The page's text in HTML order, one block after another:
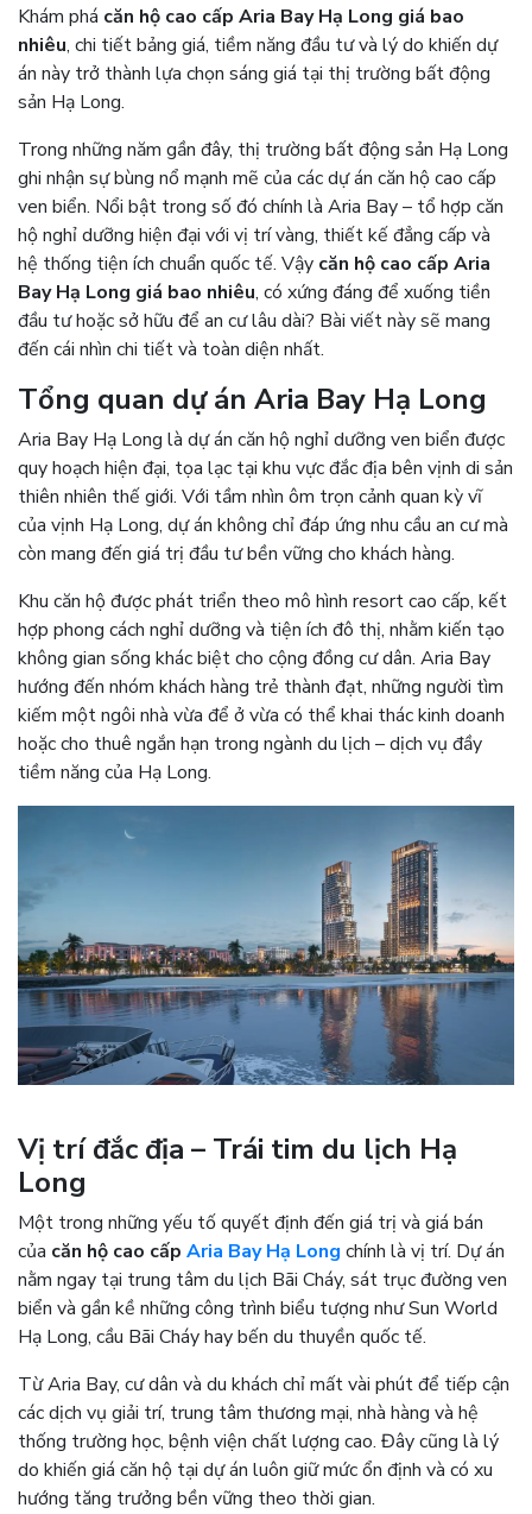
Khám phá căn hộ cao cấp Aria Bay Hạ Long giá bao
nhiêu, chi tiết bảng giá, tiềm năng đầu tư và lý do khiến dự
án này trở thành lựa chọn sáng giá tại thị trường bất động
sản Hạ Long.
Trong những năm gần đây, thị trường bất động sản Hạ Long
ghi nhận sự bùng nổ mạnh mẽ của các dự án căn hộ cao cấp
ven biển. Nổi bật trong số đó chính là Aria Bay – tổ hợp căn
hộ nghỉ dưỡng hiện đại với vị trí vàng, thiết kế đẳng cấp và
hệ thống tiện ích chuẩn quốc tế. Vậy căn hộ cao cấp Aria
Bay Hạ Long giá bao nhiêu, có xứng đáng để xuống tiền
đầu tư hoặc sở hữu để an cư lâu dài? Bài viết này sẽ mang
đến cái nhìn chi tiết và toàn diện nhất.
Tổng quan dự án Aria Bay Hạ Long
Aria Bay Hạ Long là dự án căn hộ nghỉ dưỡng ven biển được
quy hoạch hiện đại, tọa lạc tại khu vực đắc địa bên vịnh di sản
thiên nhiên thế giới. Với tầm nhìn ôm trọn cảnh quan kỳ vĩ
của vịnh Hạ Long, dự án không chỉ đáp ứng nhu cầu an cư mà
còn mang đến giá trị đầu tư bền vững cho khách hàng.
Khu căn hộ được phát triển theo mô hình resort cao cấp, kết
hợp phong cách nghỉ dưỡng và tiện ích đô thị, nhằm kiến tạo
không gian sống khác biệt cho cộng đồng cư dân. Aria Bay
hướng đến nhóm khách hàng trẻ thành đạt, những người tìm
kiếm một ngôi nhà vừa để ở vừa có thể khai thác kinh doanh
hoặc cho thuê ngắn hạn trong ngành du lịch – dịch vụ đầy
tiềm năng của Hạ Long.
Vị trí đắc địa – Trái tim du lịch Hạ
Long
Một trong những yếu tố quyết định đến giá trị và giá bán
của căn hộ cao cấp Aria Bay Hạ Long chính là vị trí. Dự án
nằm ngay tại trung tâm du lịch Bãi Cháy, sát trục đường ven
biển và gần kề những công trình biểu tượng như Sun World
Hạ Long, cầu Bãi Cháy hay bến du thuyền quốc tế.
Từ Aria Bay, cư dân và du khách chỉ mất vài phút để tiếp cận
các dịch vụ giải trí, trung tâm thương mại, nhà hàng và hệ
thống trường học, bệnh viện chất lượng cao. Đây cũng là lý
do khiến giá căn hộ tại dự án luôn giữ mức ổn định và có xu
hướng tăng trưởng bền vững theo thời gian.